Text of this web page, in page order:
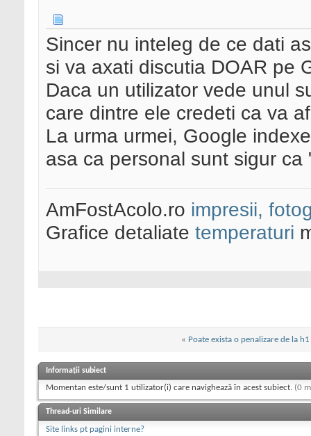
Sincer nu inteleg de ce dati
si va axati discutia DOAR pe
Daca un utilizator vede unul
care dintre ele credeti ca va
La urma urmei, Google
asa ca personal sunt sigur
AmFostAcolo.ro impresii,
Grafice detaliate temperaturi
« Poate exista o penalizare de la h1
Informații subiect
Momentan este/sunt 1 utilizator(i) care navighează în acest subiect. (0
Thread-uri Similare
Site links pt pagini interne?